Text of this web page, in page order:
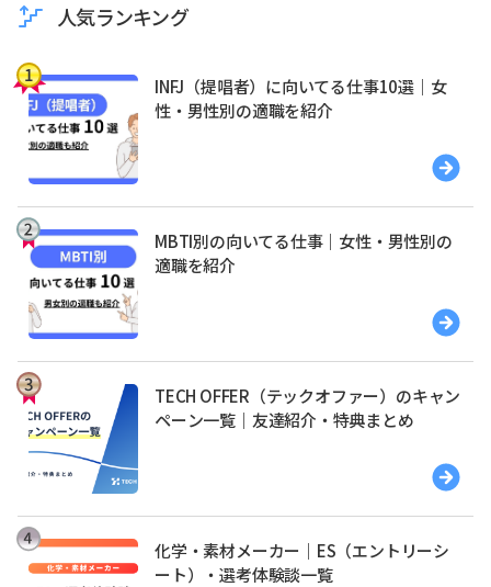
人気ランキング
INFJ（提唱者）に向いてる仕事10選｜女
性・男性別の適職を紹介
MBTI別の向いてる仕事｜女性・男性別の
適職を紹介
TECH OFFER（テックオファー）のキャン
ペーン一覧｜友達紹介・特典まとめ
化学・素材メーカー｜ES（エントリーシ
ート）・選考体験談一覧